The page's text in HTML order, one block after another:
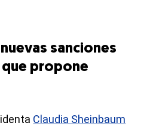
sanciones
propone
Claudia Sheinbaum